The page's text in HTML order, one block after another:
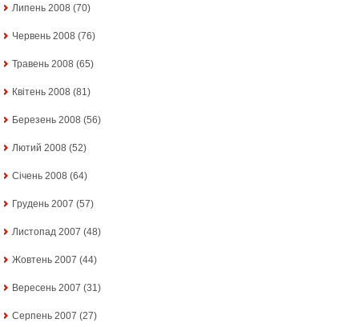
Липень 2008 (70)
Червень 2008 (76)
Травень 2008 (65)
Квітень 2008 (81)
Березень 2008 (56)
Лютий 2008 (52)
Січень 2008 (64)
Грудень 2007 (57)
Листопад 2007 (48)
Жовтень 2007 (44)
Вересень 2007 (31)
Серпень 2007 (27)